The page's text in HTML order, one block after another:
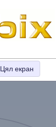
Цял екран